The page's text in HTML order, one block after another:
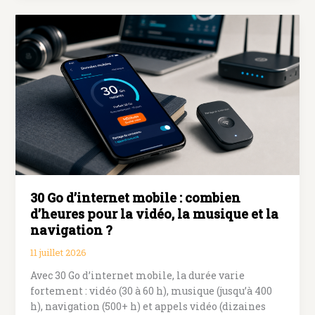
4K
:
quelle
résolution
d’écran
choisir
sans
payer
des
pixels
30 Go d’internet mobile : combien
d’heures pour la vidéo, la musique et la
navigation ?
11 juillet 2026
Avec 30 Go d’internet mobile, la durée varie
fortement : vidéo (30 à 60 h), musique (jusqu’à 400
h), navigation (500+ h) et appels vidéo (dizaines